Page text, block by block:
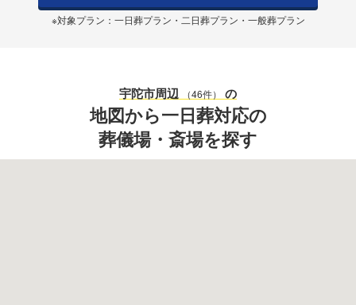
※対象プラン：一日葬プラン・二日葬プラン・一般葬プラン
宇陀市周辺 （46件） の
地図から一日葬対応の
葬儀場・斎場を探す